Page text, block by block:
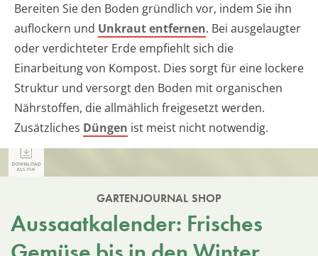
Bereiten Sie den Boden gründlich vor, indem Sie ihn
auflockern und Unkraut entfernen. Bei ausgelaugter
oder verdichteter Erde empfiehlt sich die
Einarbeitung von Kompost. Dies sorgt für eine lockere
Struktur und versorgt den Boden mit organischen
Nährstoffen, die allmählich freigesetzt werden.
Zusätzliches Düngen ist meist nicht notwendig.
GARTENJOURNAL SHOP
Aussaatkalender: Frisches